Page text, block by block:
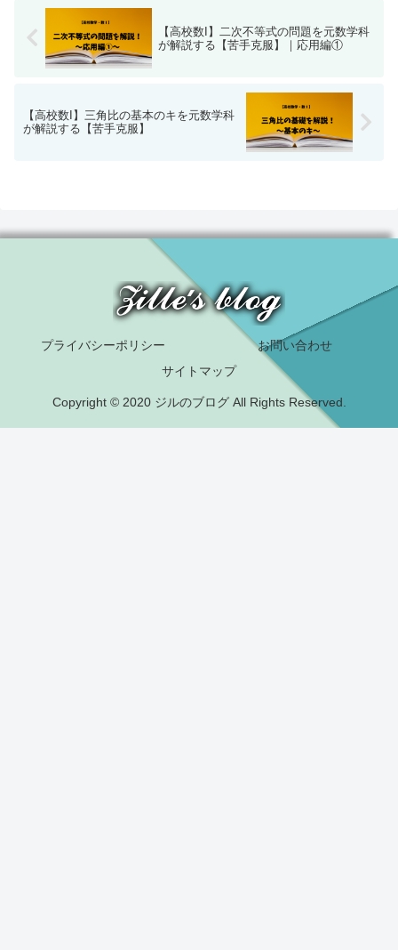
【高校数I】二次不等式の問題を元数学科
が解説する【苦手克服】｜応用編①
【高校数I】三角比の基本のキを元数学科
が解説する【苦手克服】
プライバシーポリシー
お問い合わせ
サイトマップ
Copyright © 2020 ジルのブログ All Rights Reserved.